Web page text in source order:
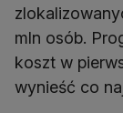
mln osób.
koszt w
wynieść co